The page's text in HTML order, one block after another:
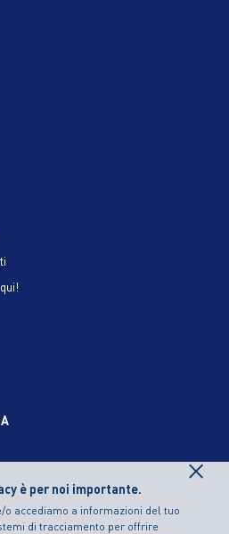
è per noi importante.
accediamo a informazioni del tuo
di tracciamento per offrire
×